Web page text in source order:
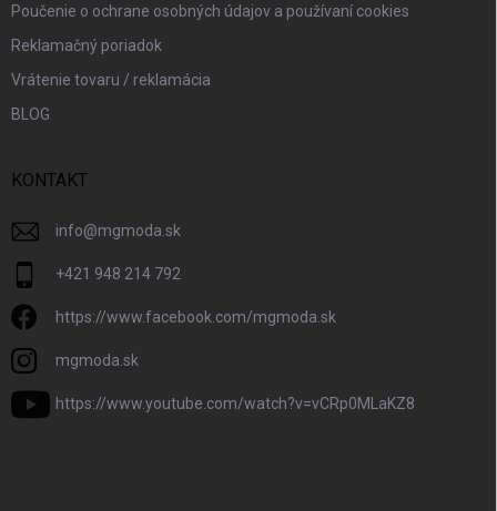
Poučenie o ochrane osobných údajov a používaní cookies
Reklamačný poriadok
Vrátenie tovaru / reklamácia
BLOG
KONTAKT
info@mgmoda.sk
+421 948 214 792
https://www.facebook.com/mgmoda.sk
mgmoda.sk
https://www.youtube.com/watch?v=vCRp0MLaKZ8